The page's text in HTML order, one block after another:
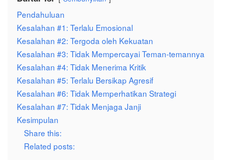
Pendahuluan
Kesalahan #1: Terlalu Emosional
Kesalahan #2: Tergoda oleh Kekuatan
Kesalahan #3: Tidak Mempercayai Teman-temannya
Kesalahan #4: Tidak Menerima Kritik
Kesalahan #5: Terlalu Bersikap Agresif
Kesalahan #6: Tidak Memperhatikan Strategi
Kesalahan #7: Tidak Menjaga Janji
Kesimpulan
Share this:
Related posts: